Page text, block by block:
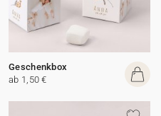
Geschenkbox
ab 1,50 €